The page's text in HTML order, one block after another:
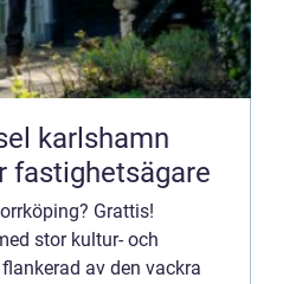
karlshamn
fastighetsägare
Grattis!
stor kultur- och
av den vackra